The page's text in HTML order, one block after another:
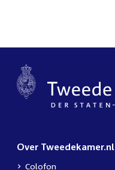
Over Tweedekamer.nl
Colofon